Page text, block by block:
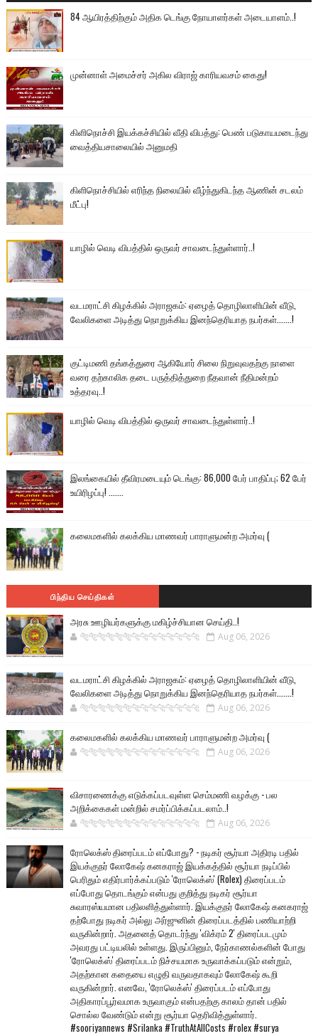
84 ஆயிரத்திற்கும் அதிக டெங்கு நோயாளர்கள் அடையாளம்..!
முன்னாள் அமைச்சர் அகில விராஜ் காரியவசம் கைது!
கிளிநொச்சி இயக்கச்சியில் வீதி விபத்து: பெண் படுகாயமடைந்து
வைத்தியசாலையில் அனுமதி
கிளிநொச்சியில் எரிந்த நிலையில் வீழ்ந்துகிடந்த ஆணின் சடலம்
மீட்பு!
யாழில் வெடி விபத்தில் ஒருவர் சாவடைந்துள்ளார்..!
வடமராட்சி கிழக்கில் அராஜகம்: ஏழைத் தொழிலாளியின் வீடு,
வேலிகளை அடித்து நொறுக்கிய இனந்தெரியாத நபர்கள்.......!
குட்டிமணி தங்கத்துரை ஆகியோர் சிலை நிறுவுவதற்கு நாளை
வரை தற்காலிக தடை பருத்தித்துறை நீதவான் நீதிமன்றம்
உத்தரவு..!
யாழில் வெடி விபத்தில் ஒருவர் சாவடைந்துள்ளார்..!
இலங்கையில் தீவிரமடையும் டெங்கு: 86,000 பேர் பாதிப்பு; 62 பேர்
உயிரிழப்பு! .......
கலைமகளில் கலக்கிய மாணவர் பாராளுமன்ற அமர்வு (
பிந்திய செய்திகள்
அரசு ஊழியர்களுக்கு மகிழ்ச்சியான செய்தி..!
🐅🐅🐅🐅🐅🐅🐆🐆🐆🐆🐆🐆🐆🐆 Aug 06, 2026
வடமராட்சி கிழக்கில் அராஜகம்: ஏழைத் தொழிலாளியின் வீடு,
வேலிகளை அடித்து நொறுக்கிய இனந்தெரியாத நபர்கள்.......!
🐅🐅🐅🐅🐅🐅🐆🐆🐆🐆🐆🐆🐆🐆 Aug 06, 2026
கலைமகளில் கலக்கிய மாணவர் பாராளுமன்ற அமர்வு (
🐅🐅🐅🐅🐅🐅🐆🐆🐆🐆🐆🐆🐆🐆 Aug 06, 2026
விசாரணைக்கு எடுக்கப்படவுள்ள செம்மணி வழக்கு - பல
அறிக்கைகள் மன்றில் சமர்ப்பிக்கப்படலாம்..!
🐅🐅🐅🐅🐅🐅🐆🐆🐆🐆🐆🐆🐆🐆 Aug 06, 2026
ரோலெக்ஸ் திரைப்படம் எப்போது? - நடிகர் சூர்யா அதிரடி பதில்
இயக்குநர் லோகேஷ் கனகராஜ் இயக்கத்தில் சூர்யா நடிப்பில்
பெரிதும் எதிர்பார்க்கப்படும் 'ரோலெக்ஸ்' (Rolex) திரைப்படம்
எப்போது தொடங்கும் என்பது குறித்து நடிகர் சூர்யா
சுவாரஸ்யமான பதிலளித்துள்ளார். இயக்குநர் லோகேஷ் கனகராஜ்
தற்போது நடிகர் அல்லு அர்ஜுனின் திரைப்படத்தில் பணியாற்றி
வருகின்றார். அதனைத் தொடர்ந்து 'விக்ரம் 2' திரைப்படமும்
அவரது பட்டியலில் உள்ளது. இருப்பினும், நேர்காணல்களின் போது
'ரோலெக்ஸ்' திரைப்படம் நிச்சயமாக உருவாக்கப்படும் என்றும்,
அதற்கான கதையை எழுதி வருவதாகவும் லோகேஷ் கூறி
வருகின்றார். எனவே, 'ரோலெக்ஸ்' திரைப்படம் எப்போது
அதிகாரப்பூர்வமாக உருவாகும் என்பதற்கு காலம் தான் பதில்
சொல்ல வேண்டும் என்று சூர்யா தெரிவித்துள்ளார்.
#sooriyannews #Srilanka #TruthAtAllCosts #rolex #surya